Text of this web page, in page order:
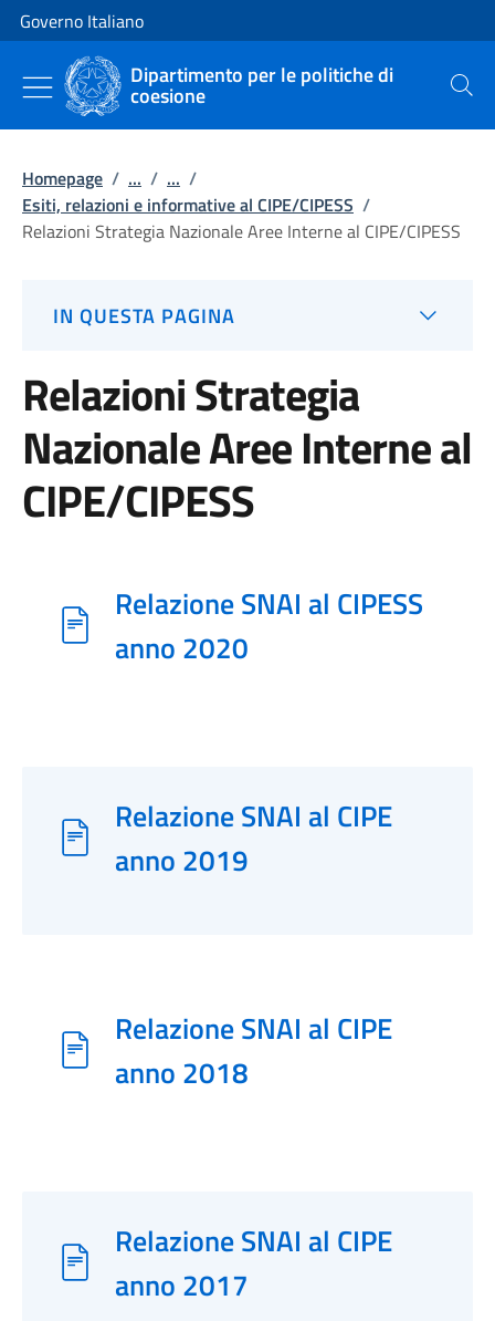
Vai al contenuto
Vai alla navigazione del sito
Governo Italiano
Dipartimento per le politiche di
coesione Cerca
Homepage / ... / ... /
Esiti, relazioni e informative al CIPE/CIPESS /
Relazioni Strategia Nazionale Aree Interne al CIPE/CIPESS
IN QUESTA PAGINA
Relazioni Strategia
Nazionale Aree Interne al
CIPE/CIPESS
Relazione SNAI al CIPESS
anno 2020
Relazione SNAI al CIPE
anno 2019
Relazione SNAI al CIPE
anno 2018
Relazione SNAI al CIPE
anno 2017